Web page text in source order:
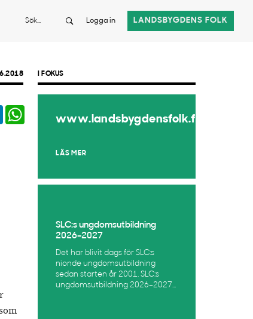
Sök Logga in LANDSBYGDENS FOLK
LinkedIn
I FOKUS
www.landsbygdensfolk.fi
LÄS MER
SLC:s ungdomsutbildning
2026–2027
Det har blivit dags för SLC:s
nionde ungdomsutbildning
sedan starten år 2001. SLC:s
ungdomsutbildning 2026–2027...